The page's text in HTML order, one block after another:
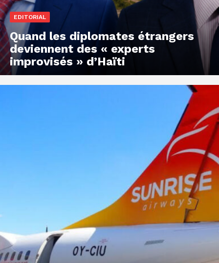
EDITORIAL
Quand les diplomates étrangers
deviennent des « experts
improvisés » d’Haïti